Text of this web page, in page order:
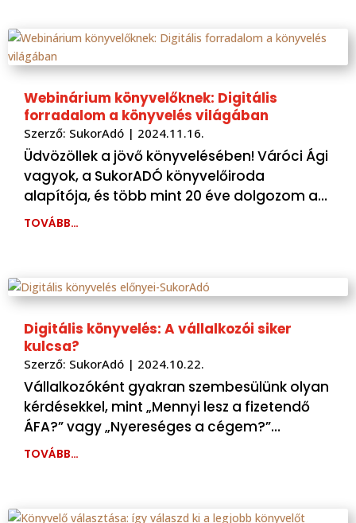
Webinárium könyvelőknek: Digitális
forradalom a könyvelés világában
Szerző: SukorAdó | 2024.11.16.
Üdvözöllek a jövő könyvelésében! Váróci Ági
vagyok, a SukorADÓ könyvelőiroda
alapítója, és több mint 20 éve dolgozom a…
TOVÁBB…
Digitális könyvelés: A vállalkozói siker
kulcsa?
Szerző: SukorAdó | 2024.10.22.
Vállalkozóként gyakran szembesülünk olyan
kérdésekkel, mint „Mennyi lesz a fizetendő
ÁFA?” vagy „Nyereséges a cégem?”…
TOVÁBB…